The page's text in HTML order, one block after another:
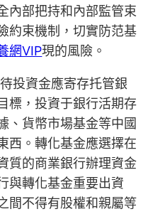
內部把持和內部監管束
約束機制，切實防范基
網VIP現的風險。
投資金應寄存托管銀
標，投資于銀行活期存
、貨幣市場基金等中國
西。轉化基金應選擇在
質的商業銀行辦理資金
與轉化基金重要出資
間不得有股權和親屬等